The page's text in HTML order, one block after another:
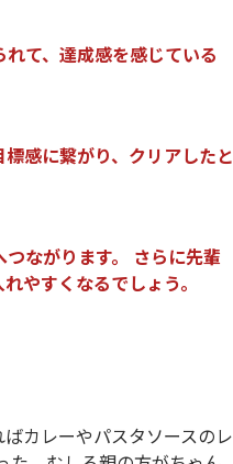
て、達成感を感じている
感に繋がり、クリアしたと
ながります。 さらに先輩
やすくなるでしょう。
カレーやパスタソースのレ